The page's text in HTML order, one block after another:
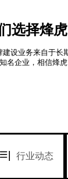
选择烽虎
设业务来自于长
名企业，相信烽虎
行业动态